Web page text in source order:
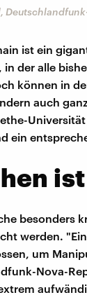
ist ein
in der alle
können in
auch
ein
besonders
werden.
um
Nova-